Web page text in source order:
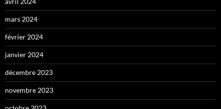
mars 2024
février 2024
janvier 2024
décembre 2023
novembre 2023